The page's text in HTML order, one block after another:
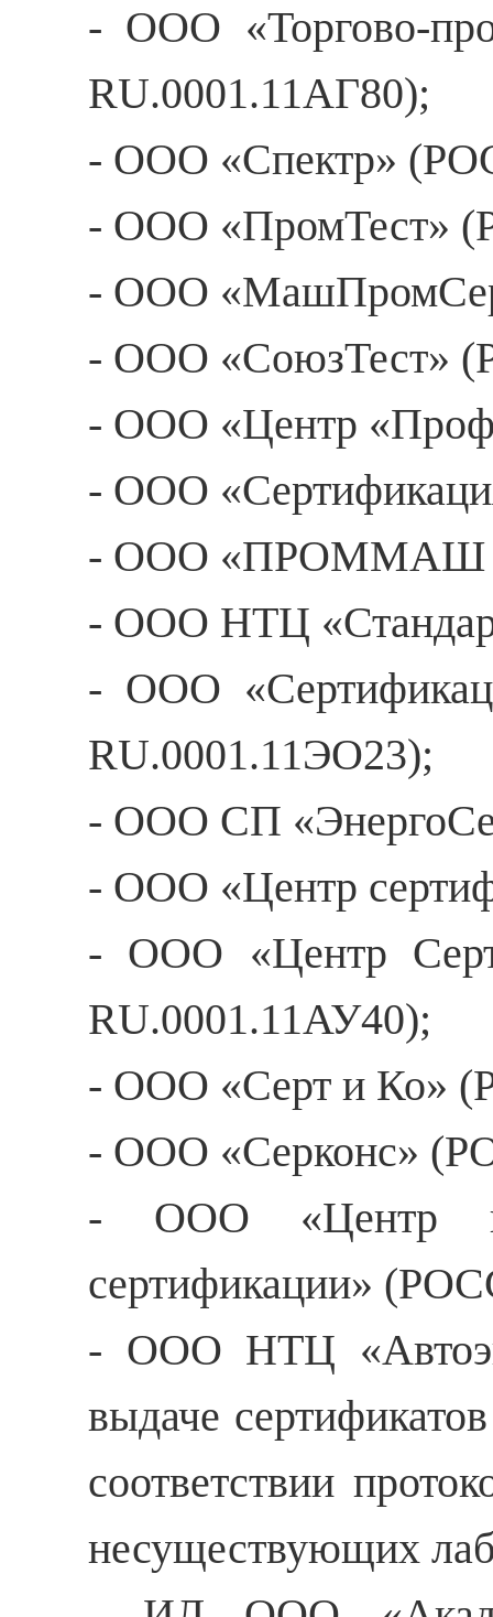
- ООО «Торгово-
RU.0001.11АГ80);
- ООО «Спектр»
- ООО «ПромТест»
- ООО
- ООО «СоюзТест»
- ООО «Центр
- ООО
- ООО «ПРОММАШ
- ООО НТЦ
- ООО
RU.0001.11ЭО23);
- ООО СП
- ООО «Центр
- ООО «Центр
RU.0001.11АУ40);
- ООО «Серт и Ко»
- ООО «Серконс»
- ООО «Центр
сертификации»
- ООО НТЦ
выдаче
соответствии
несуществующих